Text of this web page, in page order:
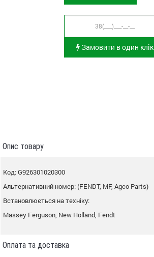
Замовити в один клік
Опис товару
Код: G926301020300
Альтернативний номер: (FENDT, MF, Agco Parts)
Встановлюється на техніку:
Massey Ferguson, New Holland, Fendt
Оплата та доставка